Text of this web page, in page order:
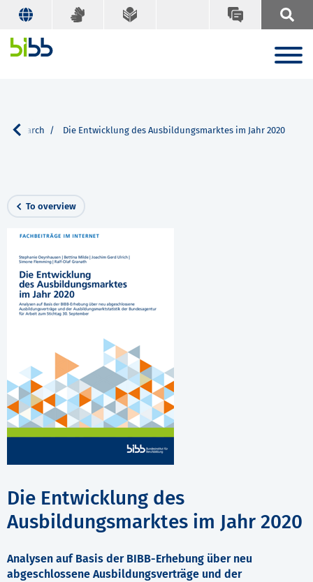
Search Die Entwicklung des Ausbildungsmarktes im Jahr 2020
To overview
Die Entwicklung des
Ausbildungsmarktes im Jahr 2020
Analysen auf Basis der BIBB-Erhebung über neu
abgeschlossene Ausbildungsverträge und der